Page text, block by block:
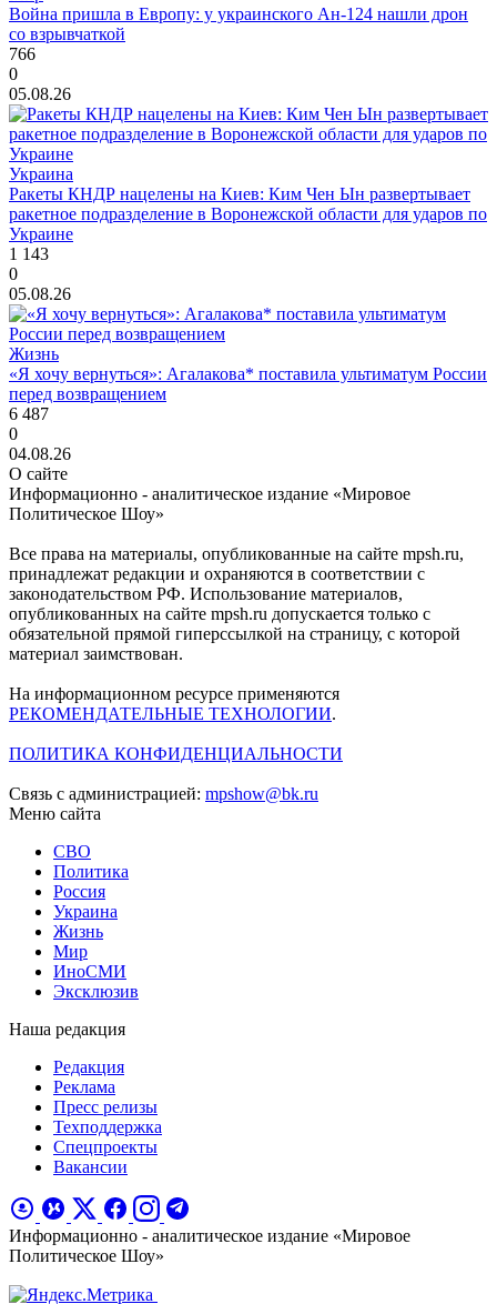
Война пришла в Европу: у украинского Ан-124 нашли дрон
со взрывчаткой
766
0
05.08.26
Украина
Ракеты КНДР нацелены на Киев: Ким Чен Ын развертывает
ракетное подразделение в Воронежской области для ударов по
Украине
1 143
0
05.08.26
Жизнь
«Я хочу вернуться»: Агалакова* поставила ультиматум России
перед возвращением
6 487
0
04.08.26
О сайте
Информационно - аналитическое издание «Мировое
Политическое Шоу»
Все права на материалы, опубликованные на сайте mpsh.ru,
принадлежат редакции и охраняются в соответствии с
законодательством РФ. Использование материалов,
опубликованных на сайте mpsh.ru допускается только с
обязательной прямой гиперссылкой на страницу, с которой
материал заимствован.
На информационном ресурсе применяются
РЕКОМЕНДАТЕЛЬНЫЕ ТЕХНОЛОГИИ.
ПОЛИТИКА КОНФИДЕНЦИАЛЬНОСТИ
Связь с администрацией: mpshow@bk.ru
Меню сайта
СВО
Политика
Россия
Украина
Жизнь
Мир
ИноСМИ
Эксклюзив
Наша редакция
Редакция
Реклама
Пресс релизы
Техподдержка
Спецпроекты
Вакансии
Информационно - аналитическое издание «Мировое
Политическое Шоу»